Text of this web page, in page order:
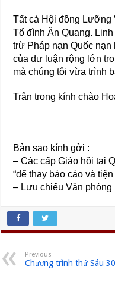
Tất cả Hội đồng Lưỡng
Tổ đình Ấn Quang.
trừ Pháp nạn Quốc
của dư luận rộng lớn
mà chúng tôi vừa trình
Trân trọng kính chào
Bản sao kính gởi :
– Các cấp Giáo hội tại
“để thay báo cáo và
– Lưu chiếu Văn
Previous
Chương trình thứ Sáu